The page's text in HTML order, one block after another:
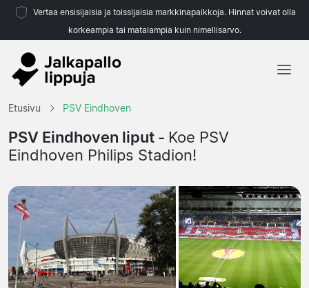
Vertaa ensisijaisia ja toissijaisia markkinapaikkoja. Hinnat voivat olla
korkeampia tai matalampia kuin nimellisarvo.
Joukkueet
Liigat
Etusivu PSV Eindhoven
PSV Eindhoven liput - Koe PSV
Eindhoven Philips Stadion!